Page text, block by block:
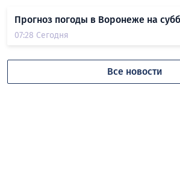
Прогноз погоды в Воронеже на
07:28 Сегодня
Все новости